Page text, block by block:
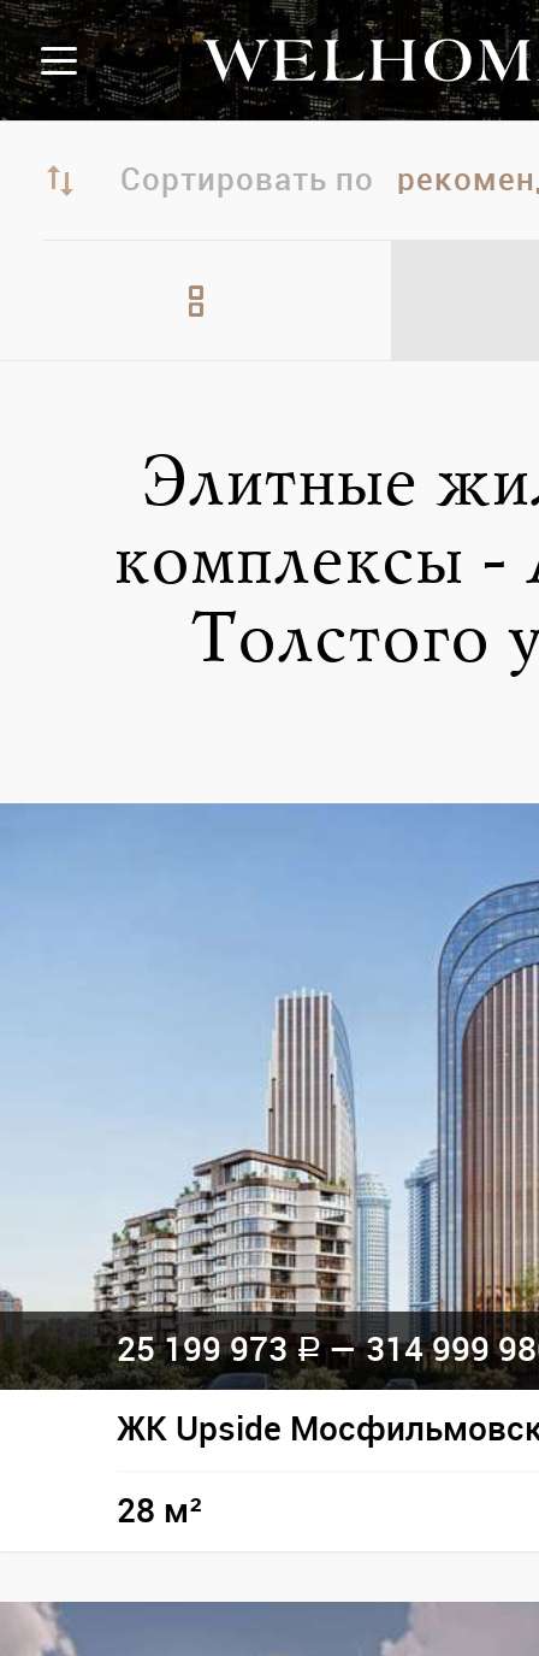
Сортировать по
Элитные
комплексы -
Толстого
25 199 973 a— 314 999
ЖК Upside
28 м²